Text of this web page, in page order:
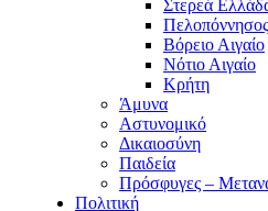
Στερεά
Πελοπόννησος
Βόρειο Αιγαίο
Νότιο Αιγαίο
Κρήτη
Άμυνα
Αστυνομικό
Δικαιοσύνη
Παιδεία
Πρόσφυγες –
Πολιτική